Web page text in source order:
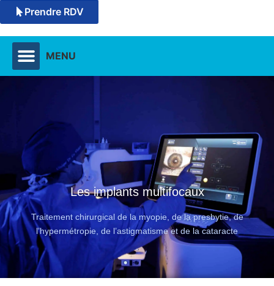
Prendre RDV
MENU
Les implants multifocaux
Traitement chirurgical de la myopie, de la presbytie, de
l’hypermétropie, de l’astigmatisme et de la cataracte